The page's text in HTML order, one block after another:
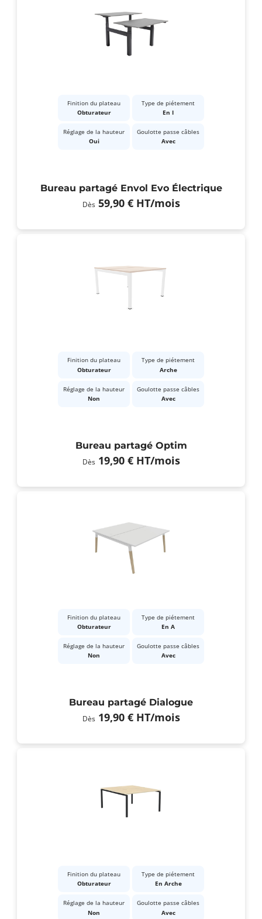
Finition du plateau
Obturateur
Type de piétement
En I
Réglage de la hauteur
Oui
Goulotte passe câbles
Avec
Bureau partagé Envol Evo Électrique
Dès 59,90 € HT/mois
Finition du plateau
Obturateur
Type de piétement
Arche
Réglage de la hauteur
Non
Goulotte passe câbles
Avec
Bureau partagé Optim
Dès 19,90 € HT/mois
Finition du plateau
Obturateur
Type de piétement
En A
Réglage de la hauteur
Non
Goulotte passe câbles
Avec
Bureau partagé Dialogue
Dès 19,90 € HT/mois
Finition du plateau
Obturateur
Type de piétement
En Arche
Réglage de la hauteur
Non
Goulotte passe câbles
Avec